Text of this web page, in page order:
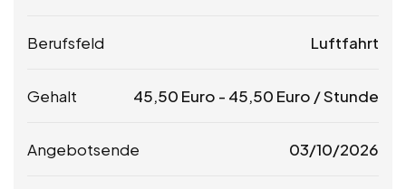
Berufsfeld Luftfahrt
Gehalt 45,50 Euro - 45,50 Euro / Stunde
Angebotsende 03/10/2026